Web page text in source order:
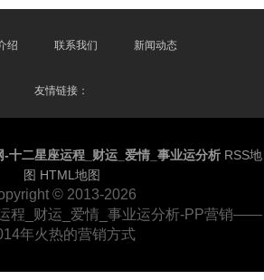
绍 联系我们 新闻动态
友情链接：
-十二星座运程_财运_爱情_事业运分析 RSS地
图 HTML地图
© 2013-2026
程_财运_爱情_事业运分析-PP营销——
年火热的营销方式